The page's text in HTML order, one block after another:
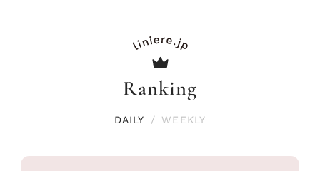
Ranking
DAILY / WEEKLY